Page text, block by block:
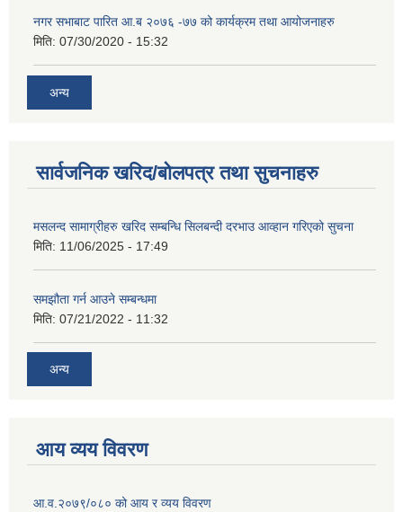
नगर सभाबाट पारित आ.ब २०७६ -७७ को कार्यक्रम तथा आयोजनाहरु
मिति: 07/30/2020 - 15:32
अन्य
सार्वजनिक खरिद/बोलपत्र तथा सुचनाहरु
मसलन्द सामाग्रीहरु खरिद सम्बन्धि सिलबन्दी दरभाउ आव्हान गरिएको सुचना
मिति: 11/06/2025 - 17:49
समझौता गर्न आउने सम्बन्धमा
मिति: 07/21/2022 - 11:32
अन्य
आय व्यय विवरण
आ.व.२०७९/०८० को आय र व्यय विवरण